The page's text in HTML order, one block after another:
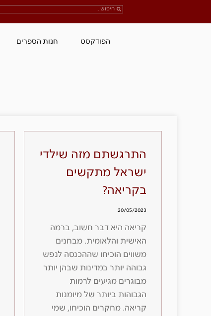
הפודקסט חנות הספרים
התרגשתם מזה שילדי
ישראל מתקשים
בקריאה?
20/05/2023
קריאה היא דבר חשוב, ברמה
האישית והלאומית. מבחנים
משווים הוכיחו שההכנסה לנפש
גבוהה יותר במדינות שבהן יותר
מבוגרים מגיעים לרמות
הגבוהות ביותר של מיומנות
קריאה. מחקרים הוכיחו, שמי